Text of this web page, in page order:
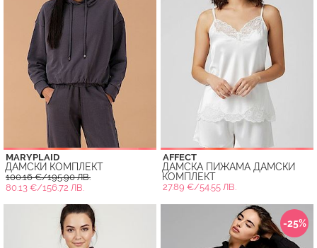
MARYPLAID
ДАМСКИ КОМПЛЕКТ
100.16 €/195.90 ЛВ.
80.13 €/156.72 ЛВ.
AFFECT
ДАМСКА ПИЖАМА ДАМСКИ
КОМПЛЕКТ
27.89 €/54.55 ЛВ.
-25%